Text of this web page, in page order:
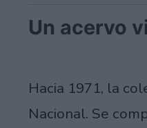
Un acervo
Hacia 1971, la
Nacional. Se